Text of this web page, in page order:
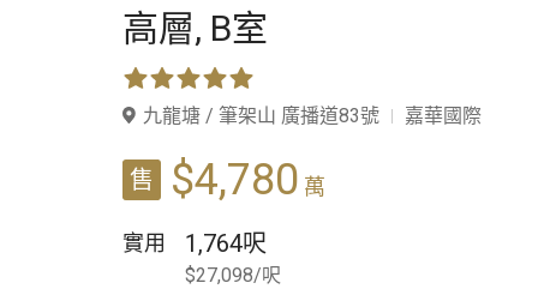
高層, B室
九龍塘 / 筆架山 廣播道83號 嘉華國際
售 $4,780 萬
實用 1,764呎
$27,098/呎